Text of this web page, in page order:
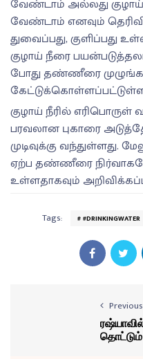
வேண்டாம் அல்லது குழாய்
வேண்டாம் எனவும்
துவைப்பது, குளிப்பது
குழாய் நீரை
போது தண்ணீரை
குழாய் நீரில்
பரவலான புகாரை
முடிவுக்கு வந்துள்ளது.
ஏற்ப தண்ணீரை
உள்ளதாகவும்
Tags: #DRINKINGWATER
Previous